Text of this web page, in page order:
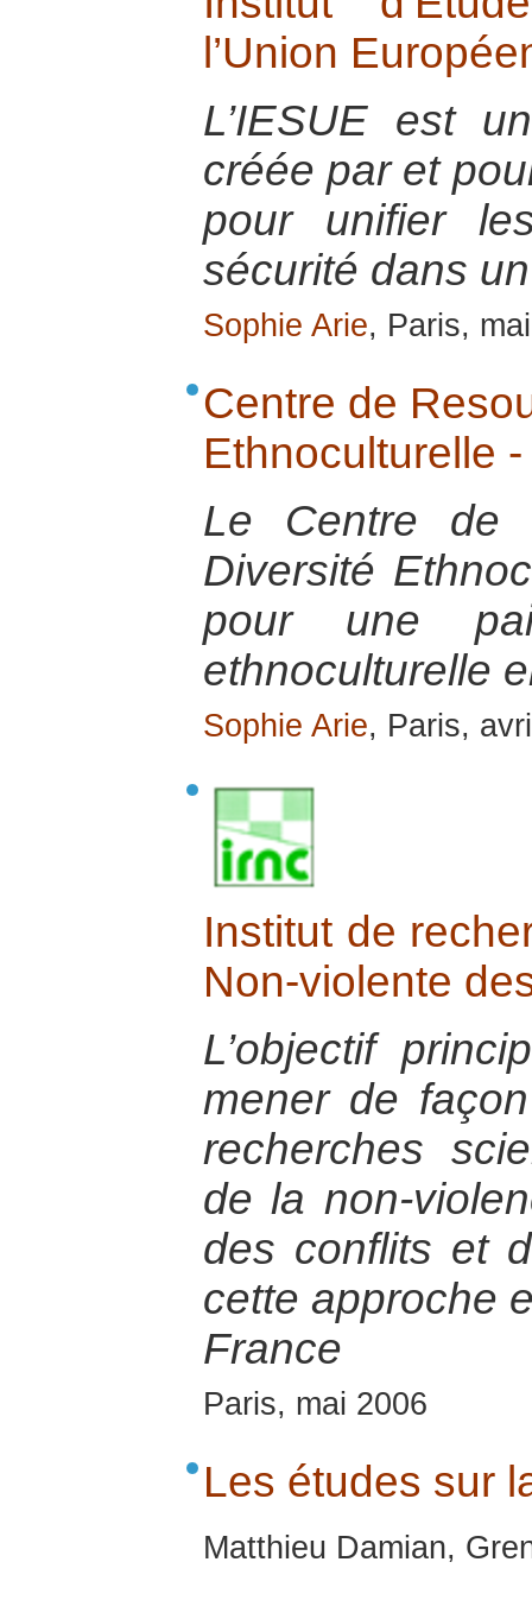
l’Union
L’IESUE est
créée par et
pour unifier
sécurité dans
Sophie Arie, Paris,
Centre de
Ethnoculturelle
Le Centre de
Diversité
pour une
ethnoculturelle
Sophie Arie, Paris,
Institut de
Non-violente
L’objectif
mener de
recherches
de la non-
des conflits et
cette approche
France
Paris, mai 2006
Les études sur
Matthieu Damian,